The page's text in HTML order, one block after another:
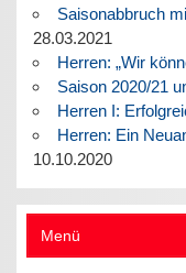
Saisonabbruch
28.03.2021
Herren: „Wir
Saison 2020/21
Herren I:
Herren: Ein
10.10.2020
Menü